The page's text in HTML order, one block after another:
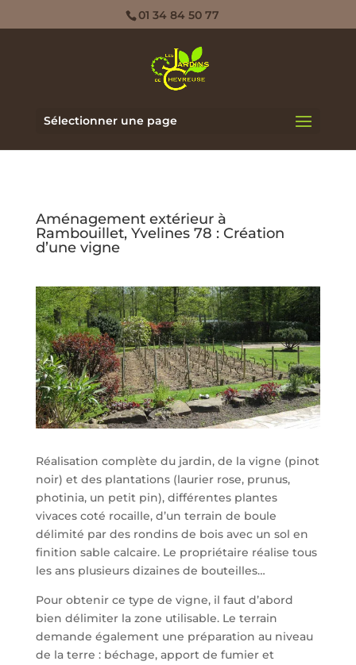
01 34 84 50 77
Sélectionner une page
Aménagement extérieur à
Rambouillet, Yvelines 78 : Création
d’une vigne
Réalisation complète du jardin, de la vigne (pinot
noir) et des plantations (laurier rose, prunus,
photinia, un petit pin), différentes plantes
vivaces coté rocaille, d’un terrain de boule
délimité par des rondins de bois avec un sol en
finition sable calcaire. Le propriétaire réalise tous
les ans plusieurs dizaines de bouteilles…
Pour obtenir ce type de vigne, il faut d’abord
bien délimiter la zone utilisable. Le terrain
demande également une préparation au niveau
de la terre : béchage, apport de fumier et